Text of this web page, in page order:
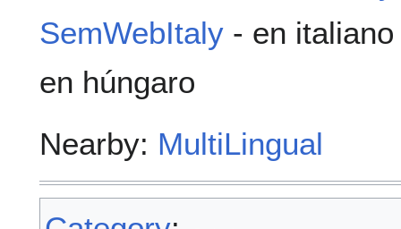
SemWebItaly - en
en húngaro
Nearby: MultiLingual